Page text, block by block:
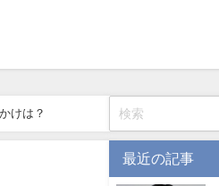
けは？
最近の記事